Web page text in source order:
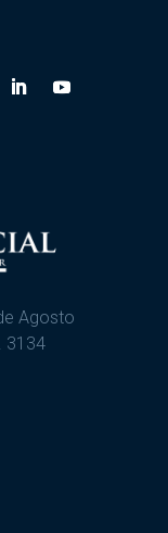
Agosto
3134